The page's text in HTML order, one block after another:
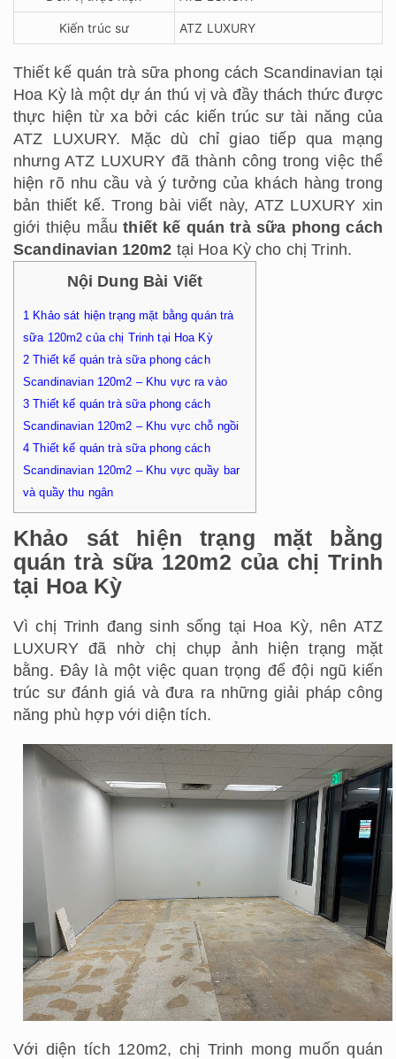
Kiến trúc sư ATZ LUXURY
Thiết kế quán trà sữa phong cách Scandinavian tại
Hoa Kỳ là một dự án thú vị và đầy thách thức được
thực hiện từ xa bởi các kiến trúc sư tài năng của
ATZ LUXURY. Mặc dù chỉ giao tiếp qua mạng
nhưng ATZ LUXURY đã thành công trong việc thể
hiện rõ nhu cầu và ý tưởng của khách hàng trong
bản thiết kế. Trong bài viết này, ATZ LUXURY xin
giới thiệu mẫuthiết kế quán trà sữa phong cách
Scandinavian 120m2 tại Hoa Kỳ cho chị Trinh.
Nội Dung Bài Viết
1 Khảo sát hiện trạng mặt bằng quán trà
sữa 120m2 của chị Trinh tại Hoa Kỳ
2 Thiết kế quán trà sữa phong cách
Scandinavian 120m2 – Khu vực ra vào
3 Thiết kế quán trà sữa phong cách
Scandinavian 120m2 – Khu vực chỗ ngồi
4 Thiết kế quán trà sữa phong cách
Scandinavian 120m2 – Khu vực quầy bar
và quầy thu ngân
Khảo sát hiện trạng mặt bằng
quán trà sữa 120m2 của chị Trinh
tại Hoa Kỳ
Vì chị Trinh đang sinh sống tại Hoa Kỳ, nên ATZ
LUXURY đã nhờ chị chụp ảnh hiện trạng mặt
bằng. Đây là một việc quan trọng để đội ngũ kiến
trúc sư đánh giá và đưa ra những giải pháp công
năng phù hợp với diện tích.
Với diện tích 120m2, chị Trinh mong muốn quán